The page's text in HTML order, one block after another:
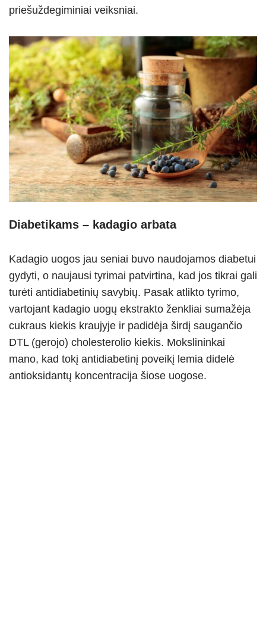
priešuždegiminiai veiksniai.
Diabetikams – kadagio arbata
Kadagio uogos jau seniai buvo naudojamos diabetui
gydyti, o naujausi tyrimai patvirtina, kad jos tikrai gali
turėti antidiabetinių savybių. Pasak atlikto tyrimo,
vartojant kadagio uogų ekstrakto ženkliai sumažėja
cukraus kiekis kraujyje ir padidėja širdį saugančio
DTL (gerojo) cholesterolio kiekis. Mokslininkai
mano, kad tokį antidiabetinį poveikį lemia didelė
antioksidantų koncentracija šiose uogose.